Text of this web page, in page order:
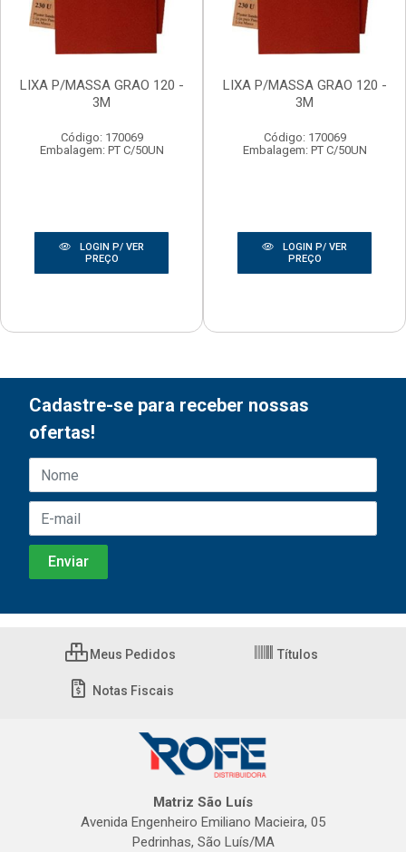
LIXA P/MASSA GRAO 120 -
3M
Código: 170069
Embalagem: PT C/50UN
LOGIN P/ VER
PREÇO
LIXA P/MASSA GRAO 120 -
3M
Código: 170069
Embalagem: PT C/50UN
LOGIN P/ VER
PREÇO
Cadastre-se para receber nossas
ofertas!
Meus Pedidos Títulos
Notas Fiscais
Matriz São Luís
Avenida Engenheiro Emiliano Macieira, 05
Pedrinhas, São Luís/MA